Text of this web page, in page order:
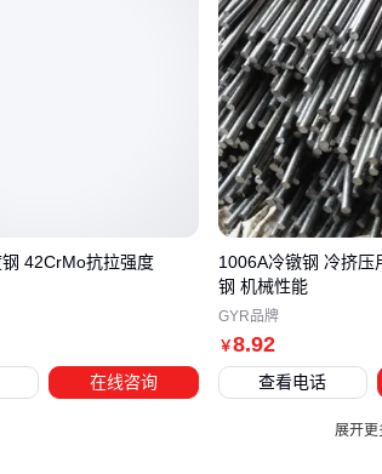
切割加
切口出
磨料实
五、
运行中
测量
硬度测
存储
响后续
检修
42CrMo抗拉强度
在线咨询
￥8.92
1006A冷镦钢 冷挤压
钢 机械性能
GYR品牌
查看电话
展开更